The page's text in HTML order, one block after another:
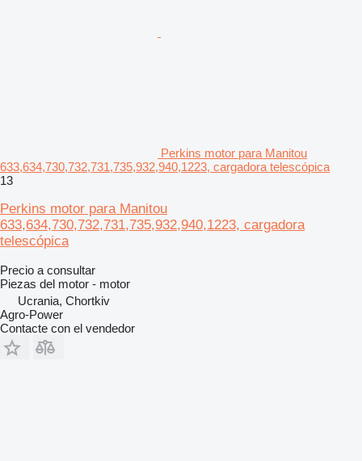
Perkins motor para Manitou
633,634,730,732,731,735,932,940,1223, cargadora telescópica
13
Perkins motor para Manitou
633,634,730,732,731,735,932,940,1223, cargadora
telescópica
Precio a consultar
Piezas del motor - motor
Ucrania, Chortkiv
Agro-Power
Contacte con el vendedor